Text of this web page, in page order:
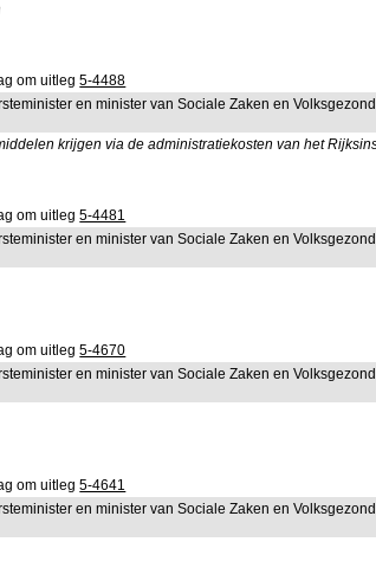
om uitleg5-4488
en minister van Sociale Zaken en
krijgen via de administratiekosten van het
om uitleg5-4481
en minister van Sociale Zaken en
om uitleg5-4670
en minister van Sociale Zaken en
om uitleg5-4641
en minister van Sociale Zaken en